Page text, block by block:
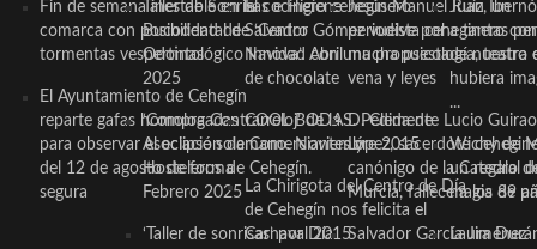
Fin de semana inestable en la
comarca con posibilidad de
tormentas vespertinas
El Ayuntamiento de Cehegín
reparte gafas homologadas
para observar el eclipse solar
del 12 de agosto de forma
segura
Taller de Sonrisas e Higiene
Bucodental de ‘Centro
Odontológico Innova’. Abril
2025
‘Compra Contrarreloj’ de la
Asociación de Comerciantes y
Hosteleros de Cehegín.
Febrero 2025
‘Taller de sonrisas’ por Día
El cocinero ceheginero
Salvador Gómez vuelve por
Navidad con una propuesta
de chocolate
COOL BODAS. Pedida de
mano. Noviembre 2015
La Chirigota del Centro de Día
de Cehegín nos felicita el
Carnaval 2015
Jesús Manuel Ruiz, un
periodista ceheginero con
mucha psicología, teatro
vena y leyes
D. Clemente Lucio Guirao
López, sacerdote
canónigo de la Catedral
Murcia, fallece a los 89
Salvador García Jiménez
Juan
a tantas
de nuestra
hubiera
...
Wichy de
un regalo
magia de
Laura